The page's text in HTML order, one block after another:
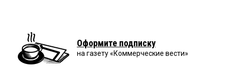
Оформите подписку
на газету «Коммерческие вести»